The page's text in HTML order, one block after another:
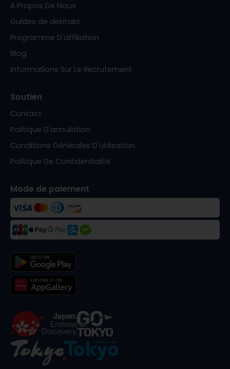
À Propos De Nous
Guides de dekitabi
Programme D'affiliation
Blog
Informations Sur Le Recrutement
Soutien
Contact
Politique D'annulation
Conditions Générales D'utilisation
Politique De Confidentialité
Mode de paiement